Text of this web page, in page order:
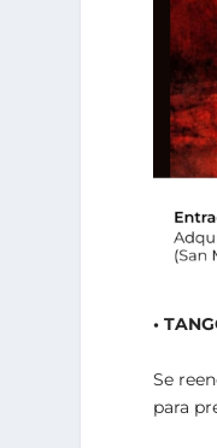
•
Se
para